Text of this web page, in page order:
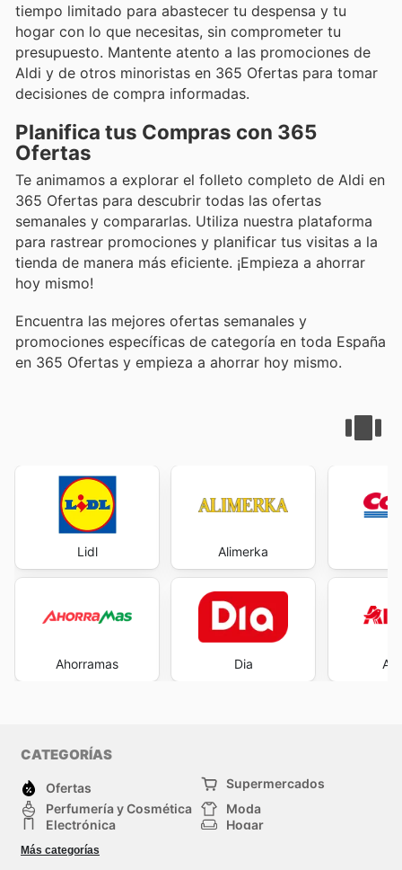
tiempo limitado para abastecer tu despensa y tu
hogar con lo que necesitas, sin comprometer tu
presupuesto. Mantente atento a las promociones de
Aldi y de otros minoristas en 365 Ofertas para tomar
decisiones de compra informadas.
Planifica tus Compras con 365
Ofertas
Te animamos a explorar el folleto completo de Aldi en
365 Ofertas para descubrir todas las ofertas
semanales y compararlas. Utiliza nuestra plataforma
para rastrear promociones y planificar tus visitas a la
tienda de manera más eficiente. ¡Empieza a ahorrar
hoy mismo!
Encuentra las mejores ofertas semanales y
promociones específicas de categoría en toda España
en 365 Ofertas y empieza a ahorrar hoy mismo.
Lidl
Ahorramas
Alimerka
Dia
CATEGORÍAS
Ofertas
Supermercados
Perfumería y Cosmética
Moda
Electrónica
Hogar
Deporte
Juguetes y bebés
Más categorías